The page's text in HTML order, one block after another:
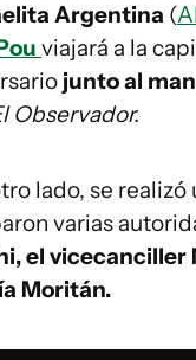
Argentina (
viajará a la
junto al
Observador.
lado, se
varias
el
Moritán.